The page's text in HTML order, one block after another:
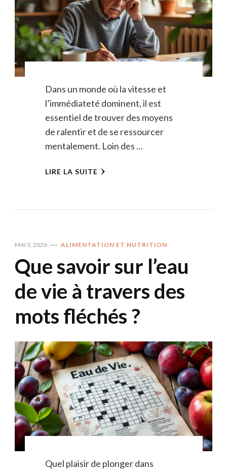
Dans un monde où la vitesse et
l’immédiateté dominent, il est
essentiel de trouver des moyens
de ralentir et de se ressourcer
mentalement. Loin des …
LIRE LA SUITE
MAI 3, 2026 ALIMENTATION ET NUTRITION
Que savoir sur l’eau
de vie à travers des
mots fléchés ?
Quel plaisir de plonger dans